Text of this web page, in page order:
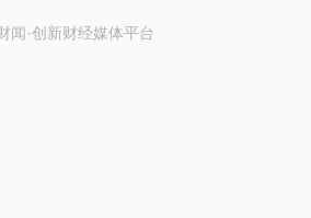
闻·创新财经媒体平台